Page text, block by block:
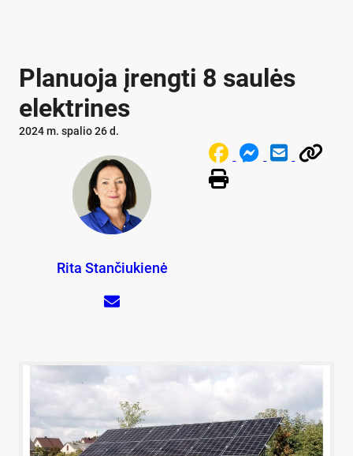
Planuoja įrengti 8 saulės
elektrines
2024 m. spalio 26 d.
Rita Stančiukienė